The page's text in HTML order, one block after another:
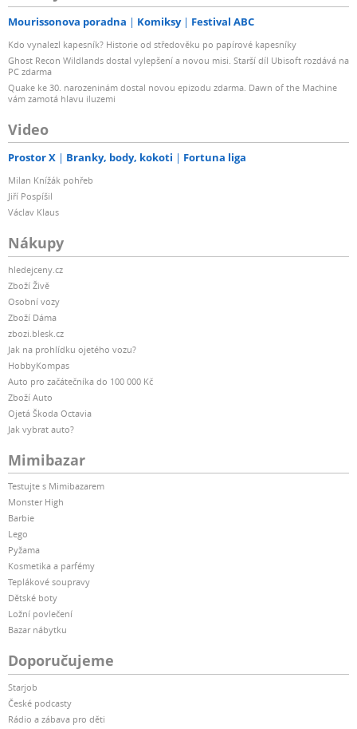
Mourissonova poradna Komiksy Festival ABC
Kdo vynalezl kapesník? Historie od středověku po papírové kapesníky
Ghost Recon Wildlands dostal vylepšení a novou misi. Starší díl Ubisoft rozdává na
PC zdarma
Quake ke 30. narozeninám dostal novou epizodu zdarma. Dawn of the Machine
vám zamotá hlavu iluzemi
Video
Prostor X Branky, body, kokoti Fortuna liga
Milan Knížák pohřeb
Jiří Pospíšil
Václav Klaus
Nákupy
hledejceny.cz
Zboží Živě
Osobní vozy
Zboží Dáma
zbozi.blesk.cz
Jak na prohlídku ojetého vozu?
HobbyKompas
Auto pro začátečníka do 100 000 Kč
Zboží Auto
Ojetá Škoda Octavia
Jak vybrat auto?
Mimibazar
Testujte s Mimibazarem
Monster High
Barbie
Lego
Pyžama
Kosmetika a parfémy
Teplákové soupravy
Dětské boty
Ložní povlečení
Bazar nábytku
Doporučujeme
Starjob
České podcasty
Rádio a zábava pro děti